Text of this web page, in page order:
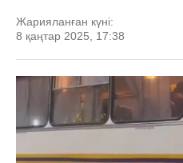
Жарияланған күні:
8 қаңтар 2025, 17:38